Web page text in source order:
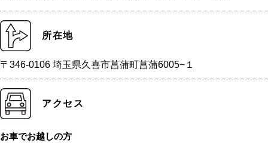
所在地
〒346-0106 埼玉県久喜市菖蒲町菖蒲6005−１
アクセス
お車でお越しの方